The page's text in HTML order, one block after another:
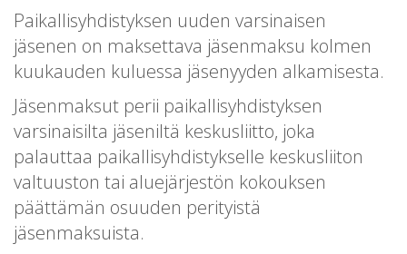
Paikallisyhdistyksen uuden varsinaisen
jäsenen on maksettava jäsenmaksu kolmen
kuukauden kuluessa jäsenyyden alkamisesta.
Jäsenmaksut perii paikallisyhdistyksen
varsinaisilta jäseniltä keskusliitto, joka
palauttaa paikallisyhdistykselle keskusliiton
valtuuston tai aluejärjestön kokouksen
päättämän osuuden perityistä
jäsenmaksuista.